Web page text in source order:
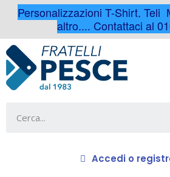
Personalizzazioni T-Shirt, Teli
altro.... Contattaci al
Accedi o